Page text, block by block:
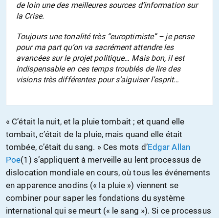
de loin une des meilleures sources d’information sur
la Crise.
Toujours une tonalité très “europtimiste” – je pense
pour ma part qu’on va sacrément attendre les
avancées sur le projet politique… Mais bon, il est
indispensable en ces temps troublés de lire des
visions très différentes pour s’aiguiser l’esprit…
« C’était la nuit, et la pluie tombait ; et quand elle
tombait, c’était de la pluie, mais quand elle était
tombée, c’était du sang. » Ces mots d’Edgar Allan
Poe(1) s’appliquent à merveille au lent processus de
dislocation mondiale en cours, où tous les événements
en apparence anodins (« la pluie ») viennent se
combiner pour saper les fondations du système
international qui se meurt (« le sang »). Si ce processus